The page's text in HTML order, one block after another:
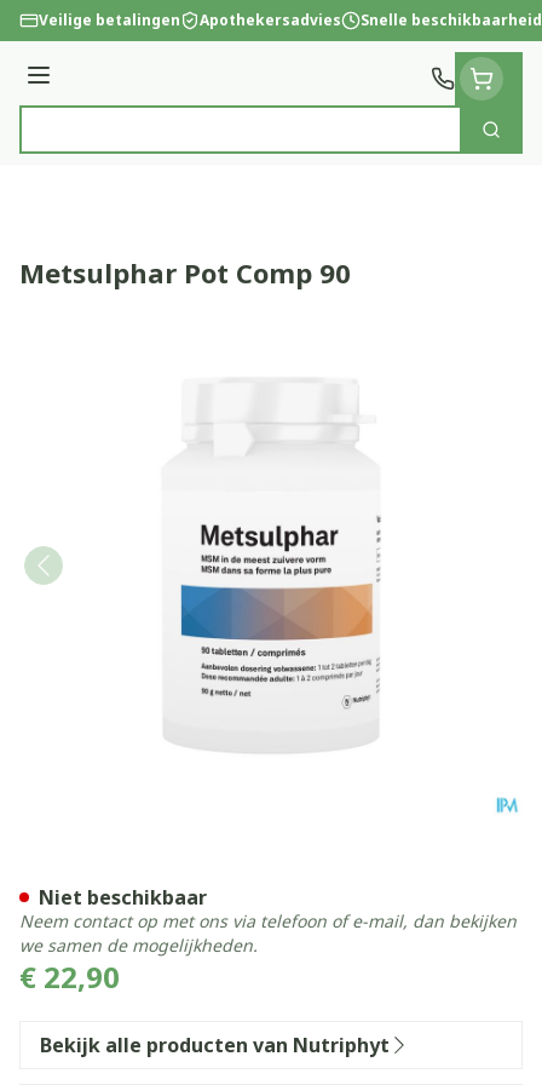
Ga naar de inhoud
Veilige betalingen Apothekersadvies Snelle beschikbaarheid
Menu
Zoek
Metsulphar Pot Comp 90
€ 22,90
Niet beschikbaar
Neem contact op met ons via telefoon of e-mail, dan bekijken
we samen de mogelijkheden.
Bekijk alle producten van Nutriphyt